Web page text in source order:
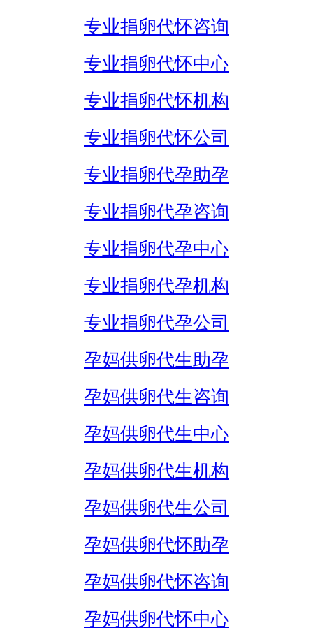
专业捐卵代怀咨询
专业捐卵代怀中心
专业捐卵代怀机构
专业捐卵代怀公司
专业捐卵代孕助孕
专业捐卵代孕咨询
专业捐卵代孕中心
专业捐卵代孕机构
专业捐卵代孕公司
孕妈供卵代生助孕
孕妈供卵代生咨询
孕妈供卵代生中心
孕妈供卵代生机构
孕妈供卵代生公司
孕妈供卵代怀助孕
孕妈供卵代怀咨询
孕妈供卵代怀中心